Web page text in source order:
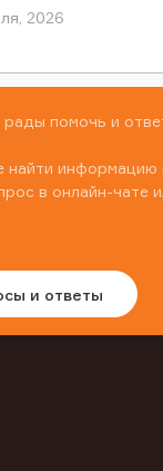
2026
помочь и
найти информацию
в онлайн-чате
и ответы